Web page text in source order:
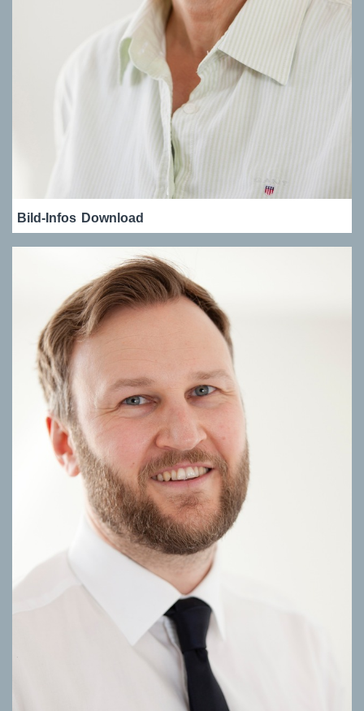
Bild-Infos Download